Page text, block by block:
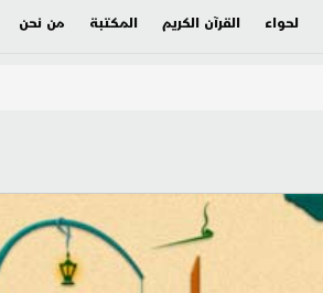
لحواء القرآن الكريم المكتبة من نحن